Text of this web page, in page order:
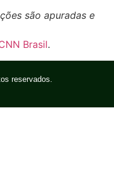
são apuradas e
Brasil.
reservados.